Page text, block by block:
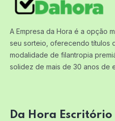
A Empresa da Hora é a opção
seu sorteio, oferecendo títulos
modalidade de filantropia
solidez de mais de 30 anos de
Da Hora Escritório